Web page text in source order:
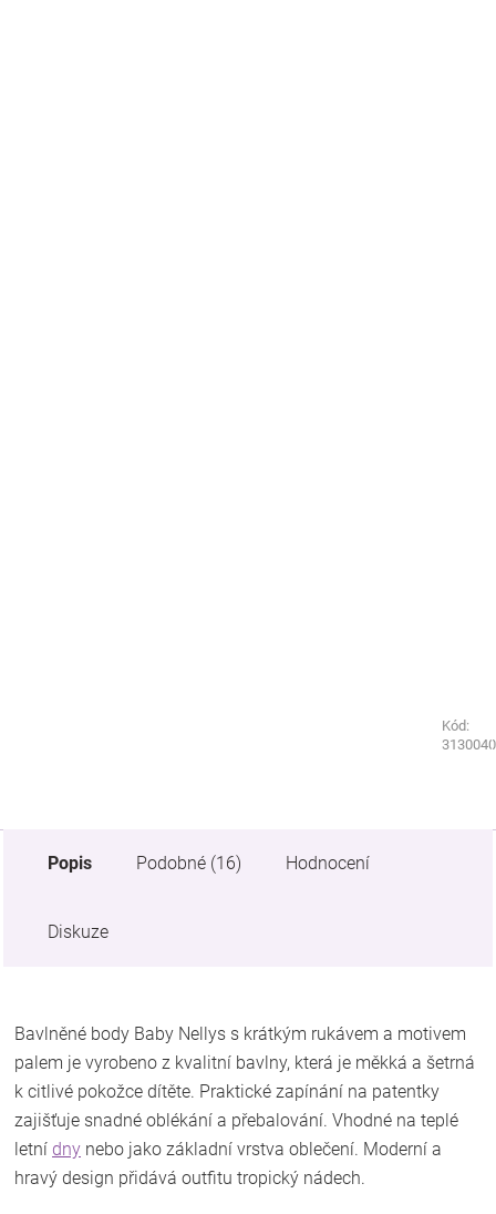
Kód:
Kód:
Popis Podobné (16) Hodnocení
Diskuze
Bavlněné body Baby Nellys s krátkým rukávem a motivem
palem je vyrobeno z kvalitní bavlny, která je měkká a šetrná
k citlivé pokožce dítěte. Praktické zapínání na patentky
zajišťuje snadné oblékání a přebalování. Vhodné na teplé
letní dny nebo jako základní vrstva oblečení. Moderní a
hravý design přidává outfitu tropický nádech.